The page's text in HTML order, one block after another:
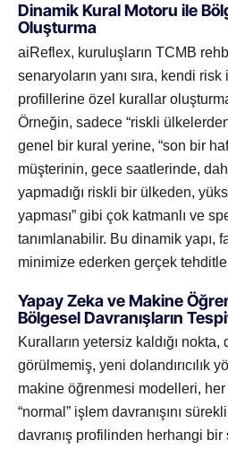
Dinamik Kural Motoru ile
Oluşturma
aiReflex, kuruluşların TCMB
senaryoların yanı sıra, kendi
profillerine özel kurallar
Örneğin, sadece “riskli
genel bir kural yerine, “son bir
müşterinin, gece saatlerinde,
yapmadığı riskli bir ülkeden,
yapması” gibi çok katmanlı ve
tanımlanabilir. Bu dinamik yapı,
minimize ederken gerçek
Yapay Zeka ve Makine
Bölgesel Davranışların
Kuralların yetersiz kaldığı
görülmemiş, yeni dolandırıcılık
makine öğrenmesi modelleri,
“normal” işlem davranışını
davranış profilinden herhangi